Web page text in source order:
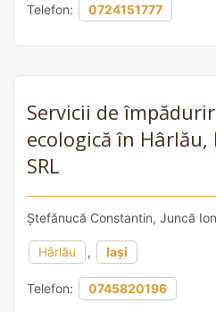
Telefon: 0724151777
Servicii de
ecologică în Hârlău,
SRL
Ștefănucă Constantin, Juncă Ion
Hârlău , Iași
Telefon: 0745820196